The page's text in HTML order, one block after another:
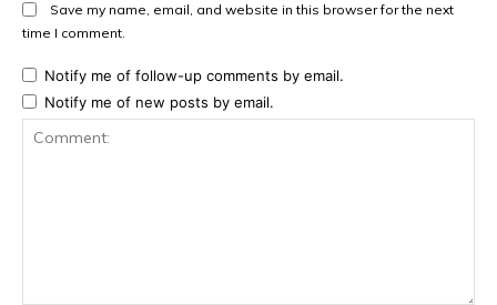
Save my name, email, and website in this browser for the next
time I comment.
Notify me of follow-up comments by email.
Notify me of new posts by email.